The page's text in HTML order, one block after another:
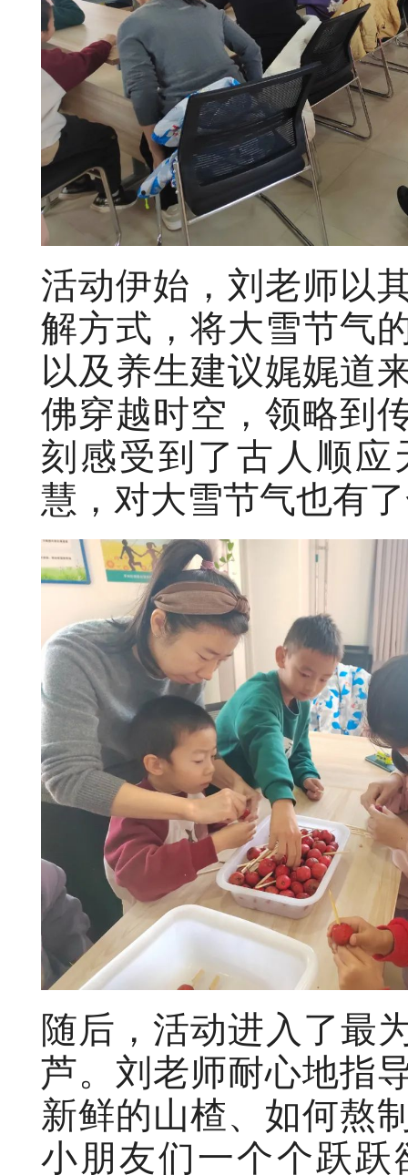
活动伊始，刘老师以
解方式，将大雪节气
以及养生建议娓娓道
佛穿越时空，领略到
刻感受到了古人顺
慧，对大雪节气也有
随后，活动进入了
芦。刘老师耐心地指
新鲜的山楂、如何熬
小朋友们一个个跃